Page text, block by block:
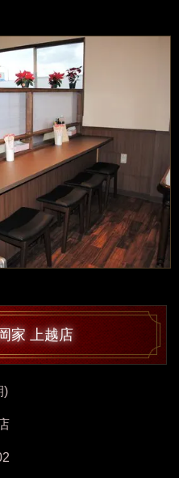
家 上越店
)